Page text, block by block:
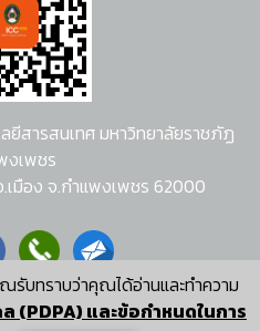
รับทราบว่าคุณได้อ่านและทำความ
(PDPA) และข้อกำหนดในการ
ยีสารสนเทศ มหาวิทยาลัยราชภัฏ
งเพชร
เมือง จ.กำแพงเพชร 62000
อนุชา พวงผกา